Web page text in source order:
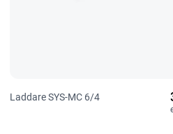
Laddare SYS-MC 6/4